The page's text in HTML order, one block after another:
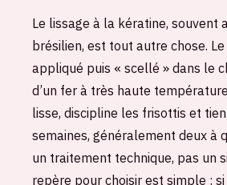
Le lissage à la kératine, souvent
brésilien, est tout autre chose.
appliqué puis « scellé » dans le
d’un fer à très haute
lisse, discipline les frisottis et
semaines, généralement deux à
un traitement technique, pas un
repère pour choisir est simple :